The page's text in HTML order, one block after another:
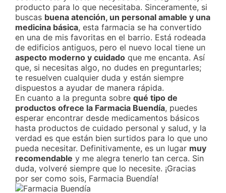
producto para lo que necesitaba. Sinceramente, si
buscas buena atención, un personal amable y una
medicina básica, esta farmacia se ha convertido
en una de mis favoritas en el barrio. Está rodeada
de edificios antiguos, pero el nuevo local tiene un
aspecto moderno y cuidado que me encanta. Así
que, si necesitas algo, no dudes en preguntarles;
te resuelven cualquier duda y están siempre
dispuestos a ayudar de manera rápida.
En cuanto a la pregunta sobre qué tipo de
productos ofrece la Farmacia Buendía, puedes
esperar encontrar desde medicamentos básicos
hasta productos de cuidado personal y salud, y la
verdad es que están bien surtidos para lo que uno
pueda necesitar. Definitivamente, es un lugar muy
recomendable y me alegra tenerlo tan cerca. Sin
duda, volveré siempre que lo necesite. ¡Gracias
por ser como sois, Farmacia Buendía!